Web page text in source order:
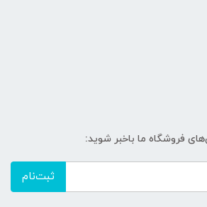
فروشگاه ما باخبر شوید:
ثبت‌نام